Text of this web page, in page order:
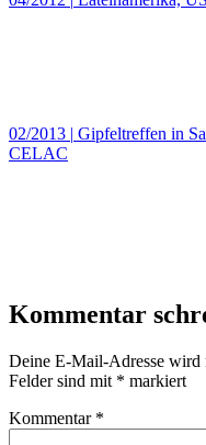
02/2013 | Gipfeltreffen in
CELAC
Kommentar
Deine E-Mail-Adresse wird
Felder sind mit * markiert
Kommentar *